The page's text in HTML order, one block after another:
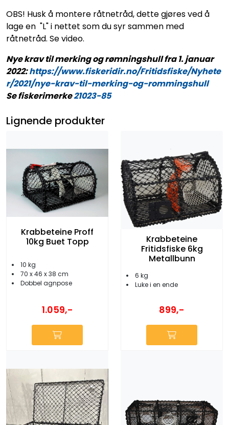
OBS! Husk å montere råtnetråd, dette gjøres ved å
lage en "L" i nettet som du syr sammen med
råtnetråd. Se video.
Nye krav til merking og rømningshull fra 1. januar
2022:https://www.fiskeridir.no/Fritidsfiske/Nyhete
r/2021/nye-krav-til-merking-og-rommingshull
Se fiskerimerke21023-85
Lignende produkter
Krabbeteine Proff
10kg Buet Topp
10 kg
70 x 46 x 38 cm
Dobbel agnpose
1.059,-
Krabbeteine
Fritidsfiske 6kg
Metallbunn
6 kg
Luke i en ende
899,-